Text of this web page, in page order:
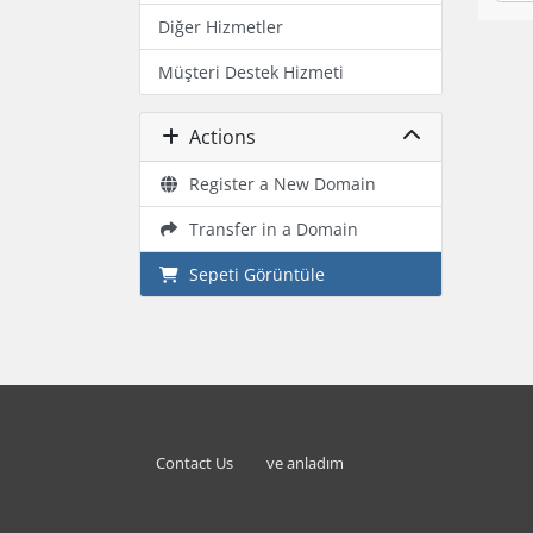
Diğer Hizmetler
Müşteri Destek Hizmeti
Actions
Register a New Domain
Transfer in a Domain
Sepeti Görüntüle
Contact Us ve anladım